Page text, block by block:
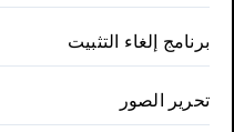
برنامج إلغاء التثبيت
تحرير الصور